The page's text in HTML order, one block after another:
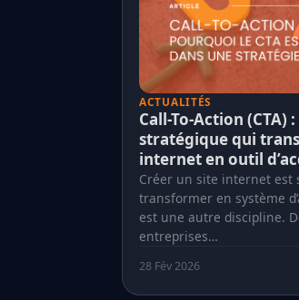
ACTUALITÉS
Call-To-Action (CTA)
stratégique qui
internet en outil
Créer un site internet est
transformer en système
est une autre discipline.
entreprises…
28 Fév 2026